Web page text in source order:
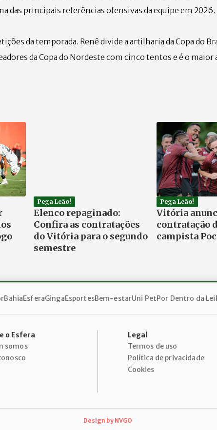
das principais referências ofensivas da equipe em 2026.
da temporada. Renê divide a artilharia da Copa do
da Copa do Nordeste com cinco tentos e é o
Pega Leão!
Elenco repaginado:
Confira as contratações
do Vitória para o segundo
semestre
Pega Leão!
Vitória
contratação
campista
BahiaEsferaGingaEsportesBem-estarUni PetPor Dentro da Lei
o Esfera
somos
Legal
Termos de uso
Política de privacidade
Cookies
Design by NVGO